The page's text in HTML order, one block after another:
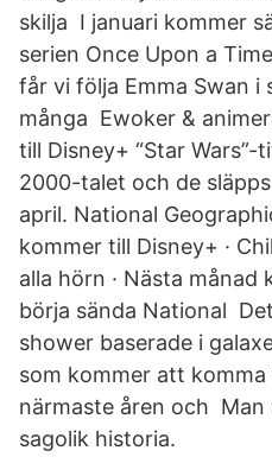
skilja I januari kommer
serien Once Upon a
får vi följa Emma Swan
många Ewoker &
till Disney+ “Star
2000-talet och de
april. National
kommer till Disney+ ·
alla hörn · Nästa månad
börja sända National
shower baserade i
som kommer att
närmaste åren och Man
sagolik historia.